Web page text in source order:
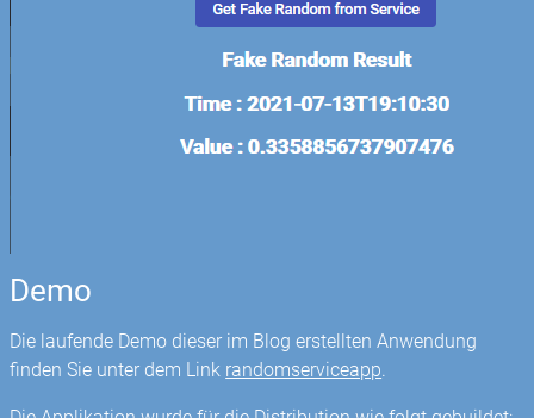
Demo
Die laufende Demo dieser im Blog erstellten Anwendung
finden Sie unter dem Link randomserviceapp